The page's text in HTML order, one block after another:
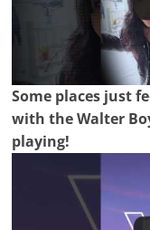
Some places just
with the Walter
playing!